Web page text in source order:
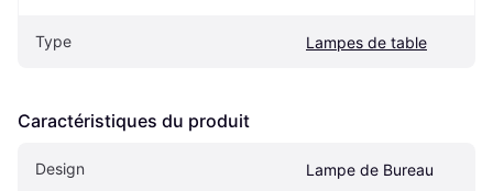
Type Lampes de table
Caractéristiques du produit
Design Lampe de Bureau